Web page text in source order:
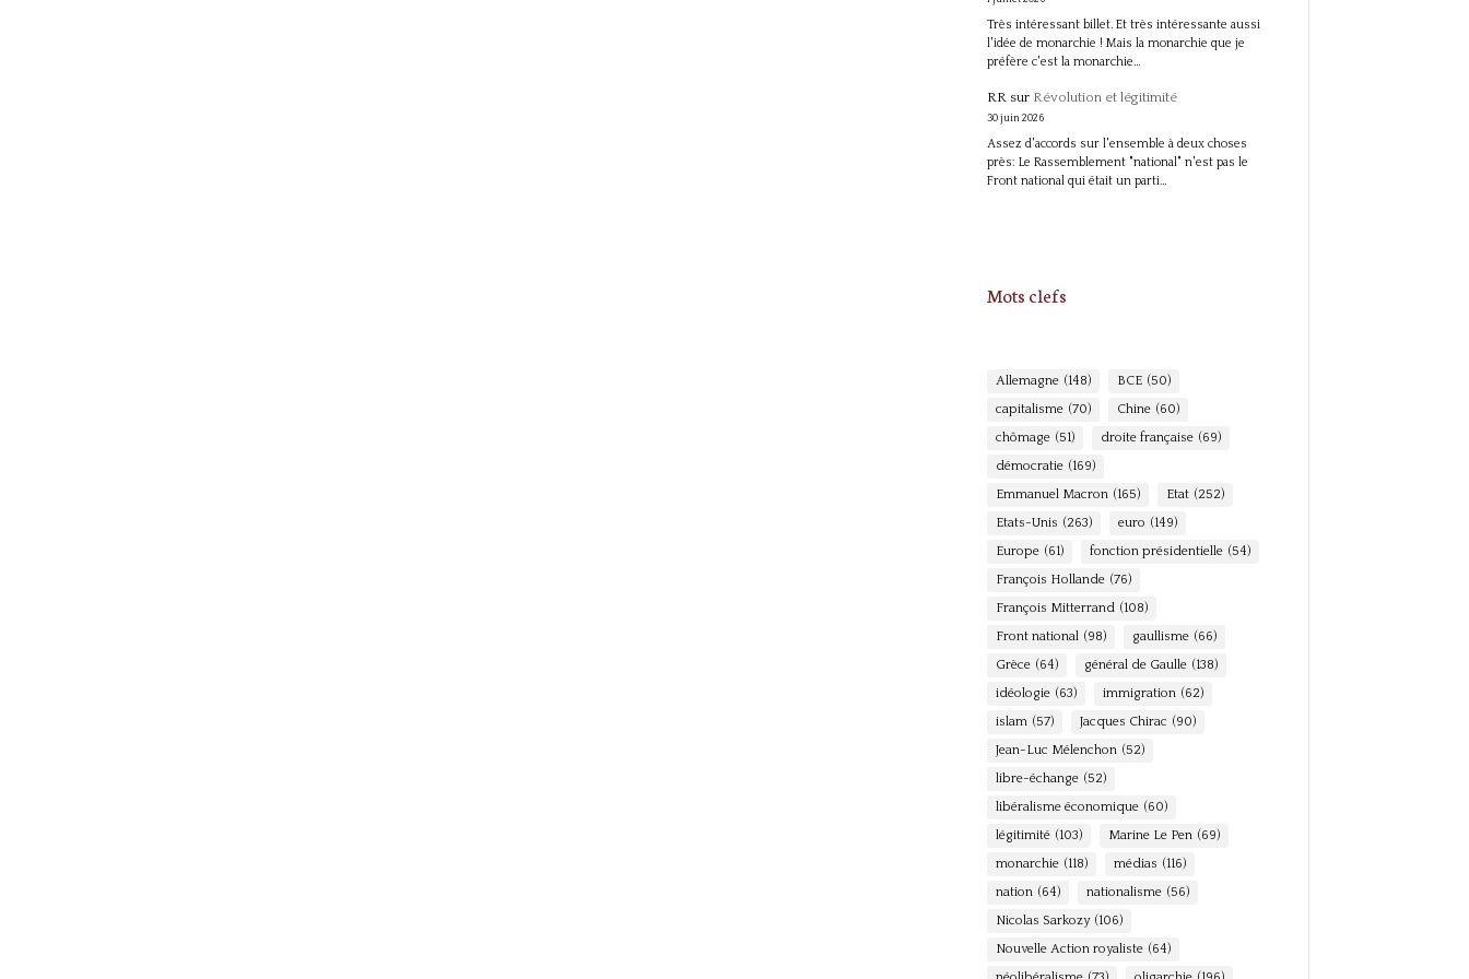
Très intéressant billet. Et très intéressante aussi
l'idée de monarchie ! Mais la monarchie que je
préfère c'est la monarchie…
RRsur Révolution et légitimité
30 juin 2026
Assez d'accords sur l'ensemble à deux choses
près: Le Rassemblement "national" n'est pas le
Front national qui était un parti…
Mots clefs
Allemagne (148) BCE (50)
capitalisme (70) Chine (60)
chômage (51) droite française (69)
démocratie (169)
Emmanuel Macron (165) Etat (252)
Etats-Unis (263) euro (149)
Europe (61) fonction présidentielle (54)
François Hollande (76)
François Mitterrand (108)
Front national (98) gaullisme (66)
Grèce (64) général de Gaulle (138)
idéologie (63) immigration (62)
islam (57) Jacques Chirac (90)
Jean-Luc Mélenchon (52)
libre-échange (52)
libéralisme économique (60)
légitimité (103) Marine Le Pen (69)
monarchie (118) médias (116)
nation (64) nationalisme (56)
Nicolas Sarkozy (106)
Nouvelle Action royaliste (64)